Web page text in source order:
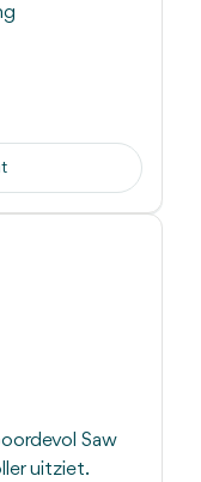
Saw
uitziet.